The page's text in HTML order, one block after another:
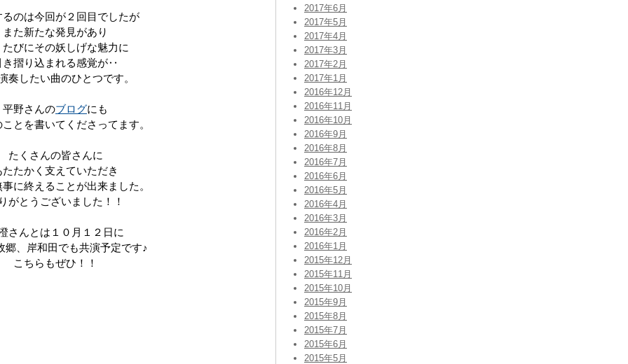
るのは今回が２回目でしたが
また新たな発見があり
たびにその妖しげな魅力に
き摺り込まれる感覚が‥
奏したい曲のひとつです。
平野さんのブログにも
とを書いてくださってます。
たくさんの皆さんに
たたかく支えていただき
に終えることが出来ました。
がとうございました！！
さんとは１０月１２日に
郷、岸和田でも共演予定です♪
こちらもぜひ！！
2017年6月
2017年5月
2017年4月
2017年3月
2017年2月
2017年1月
2016年12月
2016年11月
2016年10月
2016年9月
2016年8月
2016年7月
2016年6月
2016年5月
2016年4月
2016年3月
2016年2月
2016年1月
2015年12月
2015年11月
2015年10月
2015年9月
2015年8月
2015年7月
2015年6月
2015年5月